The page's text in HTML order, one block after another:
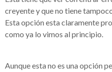
creyente y que no tiene
Esta opción esta claramente
como ya lo vimos al principio.
Aunque esta no es una opción